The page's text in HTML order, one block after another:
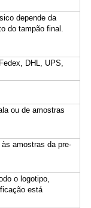
depende da
do tampão final.
DHL, UPS,
ou de amostras
amostras da pre-
o logotipo,
está